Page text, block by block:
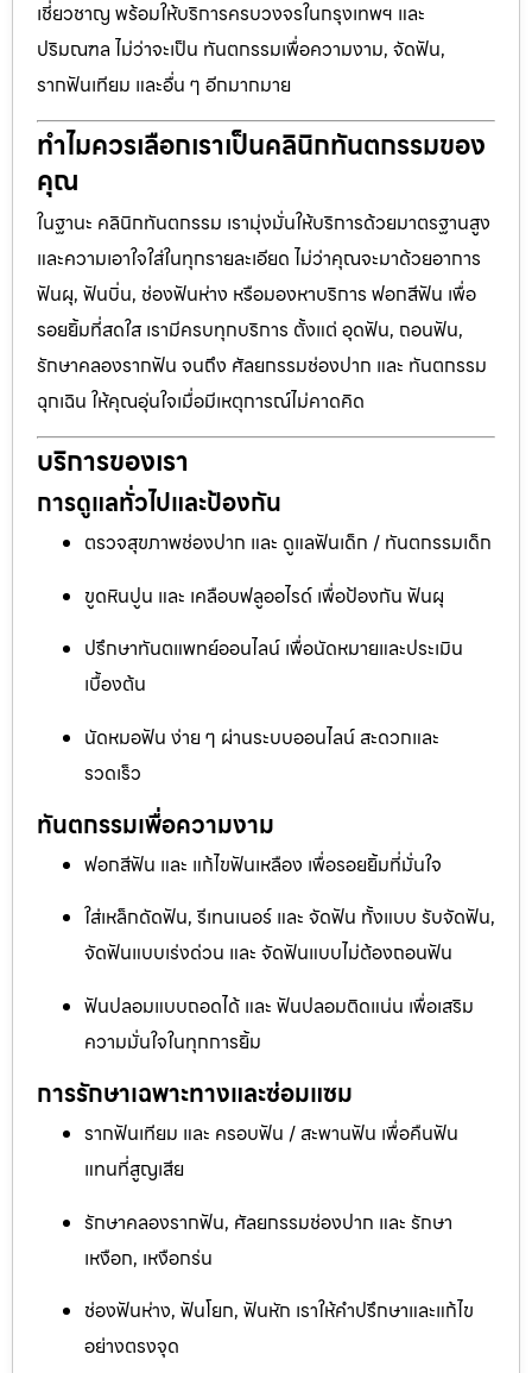
เชี่ยวชาญ พร้อมให้บริการครบวงจรในกรุงเทพฯ และ
ปริมณฑล ไม่ว่าจะเป็น ทันตกรรมเพื่อความงาม, จัดฟัน,
รากฟันเทียม และอื่น ๆ อีกมากมาย
ทำไมควรเลือกเราเป็นคลินิกทันตกรรมของ
คุณ
ในฐานะ คลินิกทันตกรรม เรามุ่งมั่นให้บริการด้วยมาตรฐานสูง
และความเอาใจใส่ในทุกรายละเอียด ไม่ว่าคุณจะมาด้วยอาการ
ฟันผุ, ฟันบิ่น, ช่องฟันห่าง หรือมองหาบริการ ฟอกสีฟัน เพื่อ
รอยยิ้มที่สดใส เรามีครบทุกบริการ ตั้งแต่ อุดฟัน, ถอนฟัน,
รักษาคลองรากฟัน จนถึง ศัลยกรรมช่องปาก และ ทันตกรรม
ฉุกเฉิน ให้คุณอุ่นใจเมื่อมีเหตุการณ์ไม่คาดคิด
บริการของเรา
การดูแลทั่วไปและป้องกัน
ตรวจสุขภาพช่องปาก และ ดูแลฟันเด็ก / ทันตกรรมเด็ก
ขูดหินปูน และ เคลือบฟลูออไรด์ เพื่อป้องกัน ฟันผุ
ปรึกษาทันตแพทย์ออนไลน์ เพื่อนัดหมายและประเมิน
เบื้องต้น
นัดหมอฟัน ง่าย ๆ ผ่านระบบออนไลน์ สะดวกและ
รวดเร็ว
ทันตกรรมเพื่อความงาม
ฟอกสีฟัน และ แก้ไขฟันเหลือง เพื่อรอยยิ้มที่มั่นใจ
ใส่เหล็กดัดฟัน, รีเทนเนอร์ และ จัดฟัน ทั้งแบบ รับจัดฟัน,
จัดฟันแบบเร่งด่วน และ จัดฟันแบบไม่ต้องถอนฟัน
ฟันปลอมแบบถอดได้ และ ฟันปลอมติดแน่น เพื่อเสริม
ความมั่นใจในทุกการยิ้ม
การรักษาเฉพาะทางและซ่อมแซม
รากฟันเทียม และ ครอบฟัน / สะพานฟัน เพื่อคืนฟัน
แทนที่สูญเสีย
รักษาคลองรากฟัน, ศัลยกรรมช่องปาก และ รักษา
เหงือก, เหงือกร่น
ช่องฟันห่าง, ฟันโยก, ฟันหัก เราให้คำปรึกษาและแก้ไข
อย่างตรงจุด